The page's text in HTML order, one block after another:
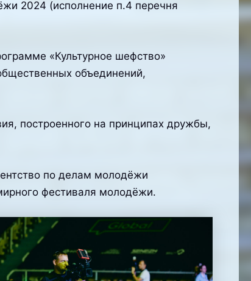
2024 (исполнение п.4 перечня
«Культурное шефство»
объединений,
построенного на принципах дружбы,
по делам молодёжи
фестиваля молодёжи.